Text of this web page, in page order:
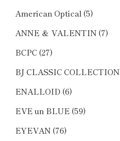
American Optical (5)
ANNE ＆ VALENTIN (7)
BCPC (27)
BJ CLASSIC COLLECTION
ENALLOID (6)
EVE un BLUE (59)
EYEVAN (76)